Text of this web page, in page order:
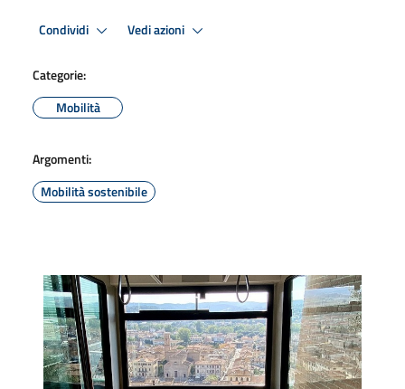
Condividi Vedi azioni
Categorie:
Mobilità
Argomenti:
Mobilità sostenibile